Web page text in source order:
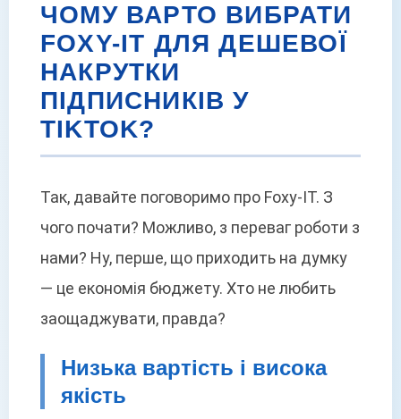
ЧОМУ ВАРТО ВИБРАТИ
FOXY-IT ДЛЯ ДЕШЕВОЇ
НАКРУТКИ
ПІДПИСНИКІВ У
TIKTOK?
Так, давайте поговоримо про Foxy-IT. З
чого почати? Можливо, з переваг роботи з
нами? Ну, перше, що приходить на думку
— це економія бюджету. Хто не любить
заощаджувати, правда?
Низька вартість і висока
якість